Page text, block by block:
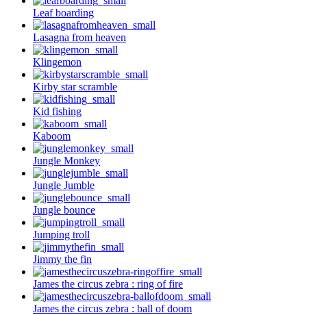
Leaf boarding
Lasagna from heaven
Klingemon
Kirby star scramble
Kid fishing
Kaboom
Jungle Monkey
Jungle Jumble
Jungle bounce
Jumping troll
Jimmy the fin
James the circus zebra : ring of fire
James the circus zebra : ball of doom